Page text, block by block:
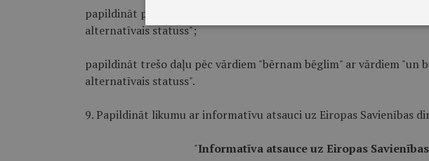
papildināt pirmo daļu pēc vārdiem "bērns ir bēglis" ar vārdiem "vai
alternatīvais statuss";
papildināt trešo daļu pēc vārdiem "bērnam bēglim" ar vārdiem "un
alternatīvais statuss".
9. Papildināt likumu ar informatīvu atsauci uz Eiropas Savienības
"Informatīva atsauce uz Eiropas